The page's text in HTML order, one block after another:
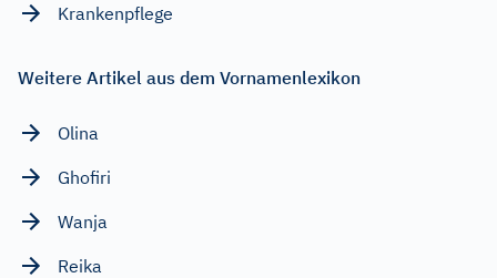
Krankenpflege
Weitere Artikel aus dem Vornamenlexikon
Olina
Ghofiri
Wanja
Reika